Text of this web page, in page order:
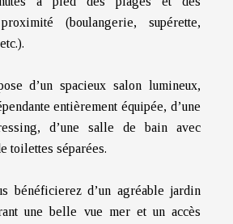
(boulangerie, supérette,
d’un spacieux salon lumineux,
entièrement équipée, d’une
d’une salle de bain avec
toilettes séparées.
bénéficierez d’un agréable jardin
une belle vue mer et un accès